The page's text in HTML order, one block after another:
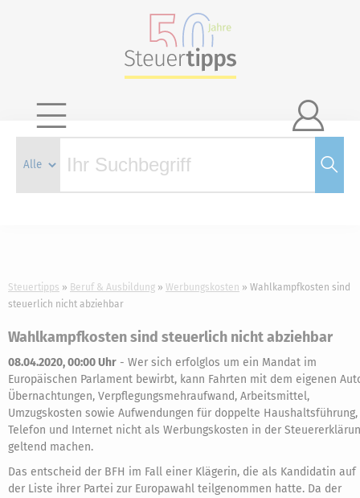

Steuertipps Beruf & Ausbildung Werbungskosten
Wahlkampfkosten sind
steuerlich nicht abziehbar
Wahlkampfkosten sind steuerlich nicht abziehbar
08.04.2020, 00:00 Uhr - Wer sich erfolglos um ein Mandat im
Europäischen Parlament bewirbt, kann Fahrten mit dem eigenen
Übernachtungen, Verpflegungsmehraufwand, Arbeitsmittel,
Umzugskosten sowie Aufwendungen für doppelte Haushaltsführung,
Telefon und Internet nicht als Werbungskosten in der
geltend machen.
Das entscheid der BFH im Fall einer Klägerin, die als Kandidatin auf
der Liste ihrer Partei zur Europawahl teilgenommen hatte. Da der